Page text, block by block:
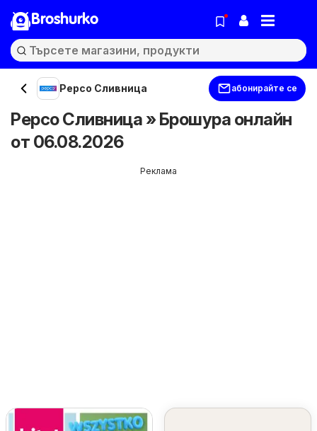
Broshurko
Pepco Сливница абонирайте се
Pepco Сливница » Брошура онлайн
от 06.08.2026
Реклама